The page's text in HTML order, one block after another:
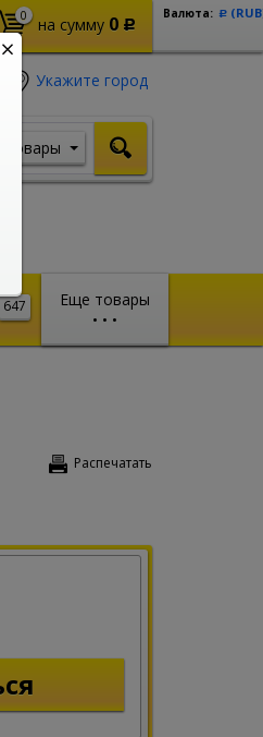
0 на сумму 0 Р
Валюта: Р
Укажите город
Товары
Еще товары
• • •
647
Распечатать